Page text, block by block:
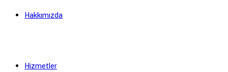
Hakkımızda
Hizmetler